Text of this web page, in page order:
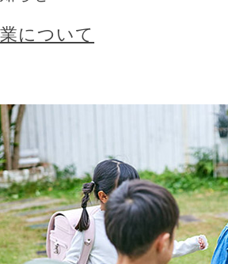
について